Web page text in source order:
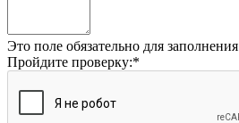
Это поле обязательно для заполнения
Пройдите проверку:*